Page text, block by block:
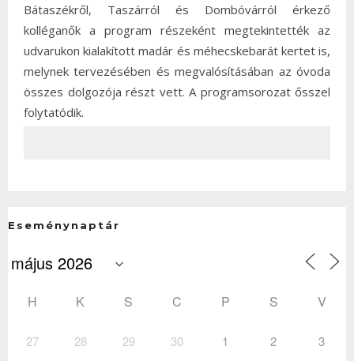
Bátaszékről, Taszárról és Dombóvárról érkező
kolléganők a program részeként megtekintették az
udvarukon kialakított madár és méhecskebarát kertet is,
melynek tervezésében és megvalósításában az óvoda
összes dolgozója részt vett. A programsorozat ősszel
folytatódik.
Eseménynaptár
H K S C P S V
27 28 29 30 1 2 3